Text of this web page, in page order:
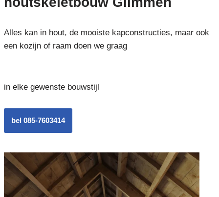
Alles kan in hout, de mooiste kapconstructies, maar ook
een kozijn of raam doen we graag
in elke gewenste bouwstijl
bel 085-7603414